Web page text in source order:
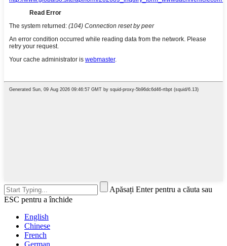
Apăsați Enter pentru a căuta sau
ESC pentru a închide
English
Chinese
French